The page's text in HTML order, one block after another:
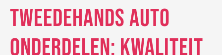
Tweedehands Auto
Onderdelen: Kwaliteit